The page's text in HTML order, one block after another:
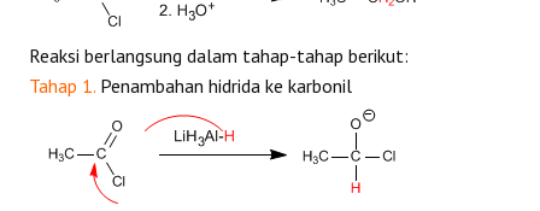
Reaksi berlangsung dalam tahap-tahap berikut:
Tahap 1. Penambahan hidrida ke karbonil